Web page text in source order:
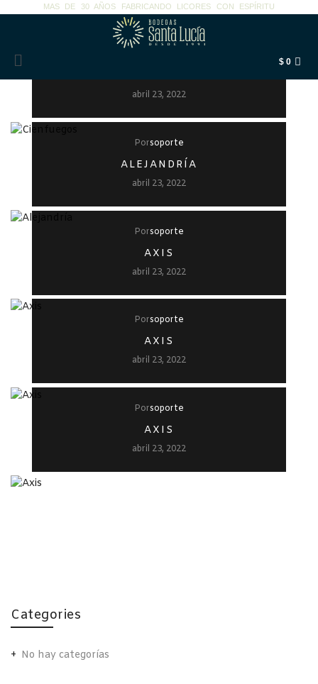
MAS DE 30 AÑOS FABRICANDO LICORES CON ESPÍRITU
$ 0
CIENFUEGOS
abril 23, 2022
Porsoporte
ALEJANDRÍA
abril 23, 2022
Porsoporte
AXIS
abril 23, 2022
Porsoporte
AXIS
abril 23, 2022
Porsoporte
AXIS
abril 23, 2022
Categories
No hay categorías